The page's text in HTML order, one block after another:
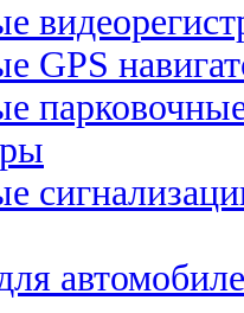
GPS